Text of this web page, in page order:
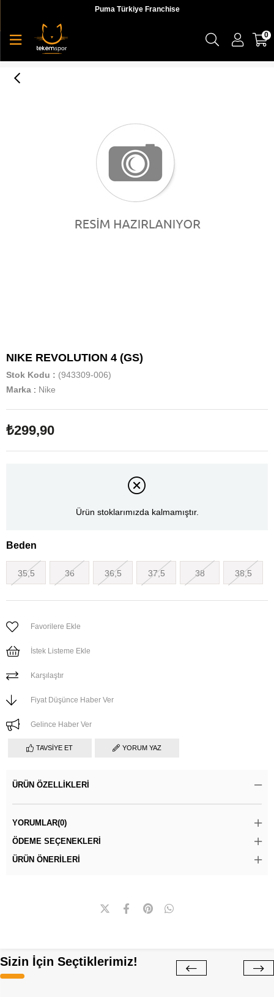
Puma Türkiye Franchise
0
NIKE REVOLUTION 4 (GS)
Stok Kodu
(943309-006)
Marka : Nike
₺299,90
Ürün stoklarımızda kalmamıştır.
Beden
35,5 36 36,5 37,5 38 38,5
Favorilere Ekle
İstek Listeme Ekle
Karşılaştır
Fiyat Düşünce Haber Ver
Gelince Haber Ver
TAVSIYE ET YORUM YAZ
ÜRÜN ÖZELLIKLERI
YORUMLAR(0)
ÖDEME SEÇENEKLERI
ÜRÜN ÖNERILERI
Sizin İçin Seçtiklerimiz!